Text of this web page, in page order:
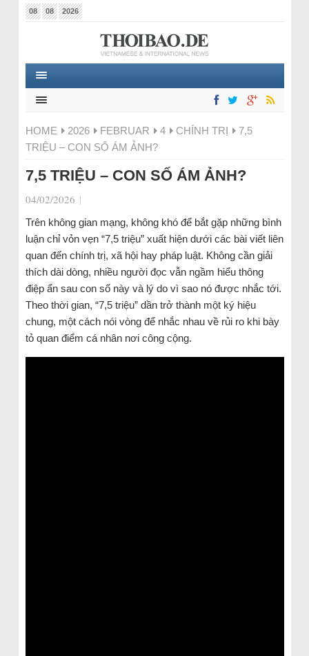
08 08 2026
HOME 2026 FEBRUAR 4 CHÍNH TRỊ
7,5
TRIỆU – CON SỐ ÁM ẢNH?
7,5 TRIỆU – CON SỐ ÁM ẢNH?
04/02/2026 |
Trên không gian mạng, không khó để bắt gặp những bình
luận chỉ vỏn vẹn “7,5 triệu” xuất hiện dưới các bài viết liên
quan đến chính trị, xã hội hay pháp luật. Không cần giải
thích dài dòng, nhiều người đọc vẫn ngầm hiểu thông
điệp ẩn sau con số này và lý do vì sao nó được nhắc tới.
Theo thời gian, “7,5 triệu” dần trở thành một ký hiệu
chung, một cách nói vòng để nhắc nhau về rủi ro khi bày
tỏ quan điểm cá nhân nơi công cộng.